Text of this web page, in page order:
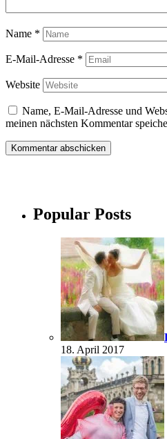
Name *
E-Mail-Adresse *
Website
Name, E-Mail-Adresse und
meinen nächsten Kommentar
Popular Posts
18. April 2017